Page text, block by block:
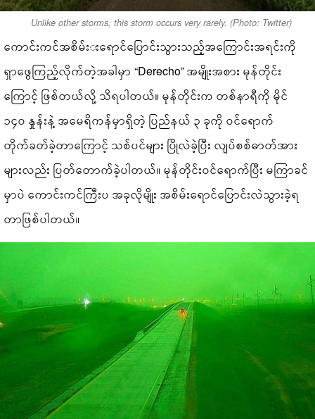
Unlike other storms, this storm occurs very rarely. (Photo: Twitter)
ကောင်းကင်အစိမ်းးရောင်ပြောင်းသွားသည့်အကြောင်းအရင်းကို
ရှာဖွေကြည့်လိုက်တဲ့အခါမှာ “Derecho” အမျိုးအစား မုန်တိုင်း
ကြောင့် ဖြစ်တယ်လို့ သိရပါတယ်။ မုန်တိုင်းက တစ်နာရီကို မိုင်
၁၄၀ နှုန်းနဲ့ အမေရိကန်မှာရှိတဲ့ ပြည်နယ် ၃ ခုကို ဝင်ရောက်
တိုက်ခတ်ခဲ့တာကြောင့် သစ်ပင်များ ပြိုလဲခဲ့ပြီး လျပ်စစ်ဓာတ်အား
များလည်း ပြတ်တောက်ခဲ့ပါတယ်။ မုန်တိုင်းဝင်ရောက်ပြီး မကြာခင်
မှာပဲ ကောင်းကင်ကြီးပ အခုလိုမျိုး အစိမ်းရောင်ပြောင်းလဲသွားခဲ့ရ
တာဖြစ်ပါတယ်။